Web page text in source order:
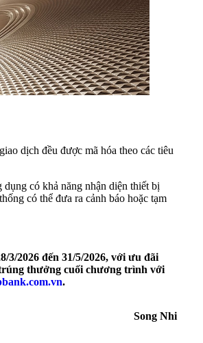
dịch đều được mã hóa theo các tiêu
có khả năng nhận diện thiết bị
có thể đưa ra cảnh báo hoặc tạm
2026 đến 31/5/2026, với ưu đãi
thưởng cuối chương trình với
.
Song Nhi